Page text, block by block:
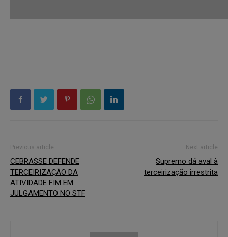
Previous article
CEBRASSE DEFENDE
TERCEIRIZAÇÃO DA
ATIVIDADE FIM EM
JULGAMENTO NO STF
Next article
Supremo dá aval à
terceirização irrestrita